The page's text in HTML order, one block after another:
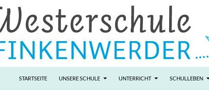
STARTSEITE UNSERE SCHULE UNTERRICHT SCHULLEBEN